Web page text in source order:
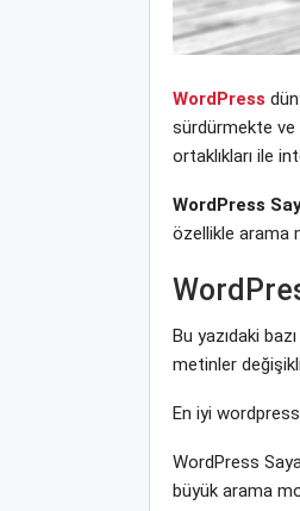
WordPress
sürdürmekte ve
ortaklıkları ile
WordPress
özellikle arama
Bu yazıdaki
metinler
En iyi
WordPress
büyük arama